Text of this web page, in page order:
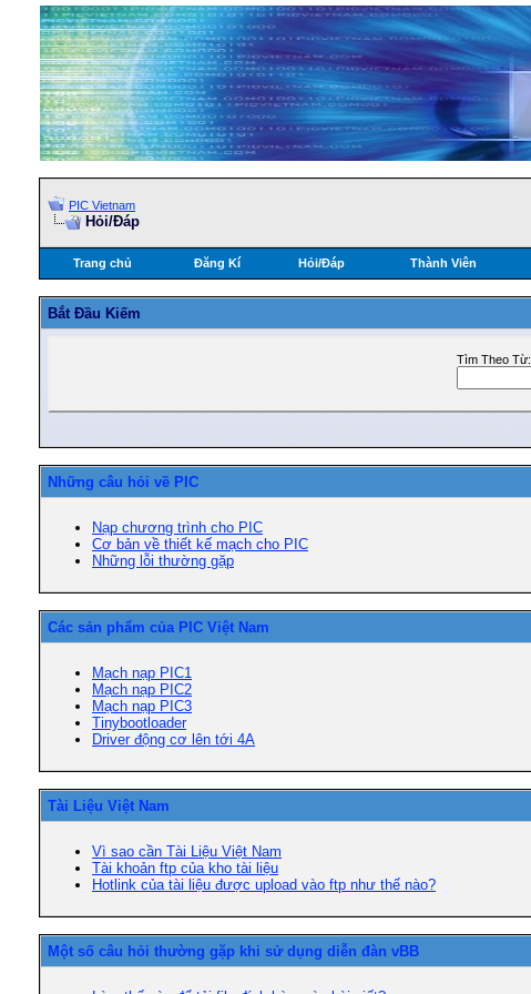
PIC Vietnam
Hỏi/Ðáp
Trang chủ Đăng Kí Hỏi/Ðáp Thành Viên
Bắt Ðầu Kiếm
Tìm Theo Từ:
Những câu hỏi về PIC
Nạp chương trình cho PIC
Cơ bản về thiết kế mạch cho PIC
Những lỗi thường gặp
Các sản phẩm của PIC Việt Nam
Mạch nạp PIC1
Mạch nạp PIC2
Mạch nạp PIC3
Tinybootloader
Driver động cơ lên tới 4A
Tài Liệu Việt Nam
Vì sao cần Tài Liệu Việt Nam
Tài khoản ftp của kho tài liệu
Hotlink của tài liệu được upload vào ftp như thế nào?
Một số câu hỏi thường gặp khi sử dụng diễn đàn vBB